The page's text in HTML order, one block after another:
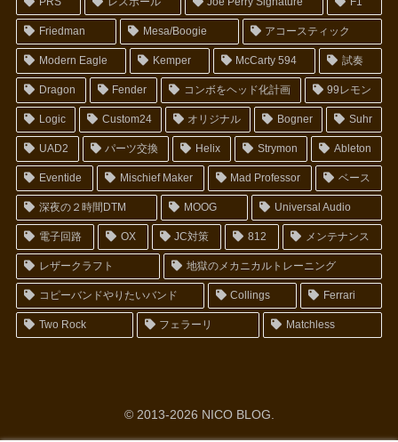
Friedman Mesa/Boogie アコースティック
Modern Eagle Kemper McCarty 594 試奏
Dragon Fender コンボをヘッド化計画 99レモン
Logic Custom24 オリジナル Bogner Suhr
UAD2 パーツ交換 Helix Strymon Ableton
Eventide Mischief Maker Mad Professor ベース
深夜の２時間DTM MOOG Universal Audio
電子回路 OX JC対策 812 メンテナンス
レザークラフト 地獄のメカニカルトレーニング
コピーバンドやりたいバンド Collings Ferrari
Two Rock フェラーリ Matchless
© 2013-2026 NICO BLOG.